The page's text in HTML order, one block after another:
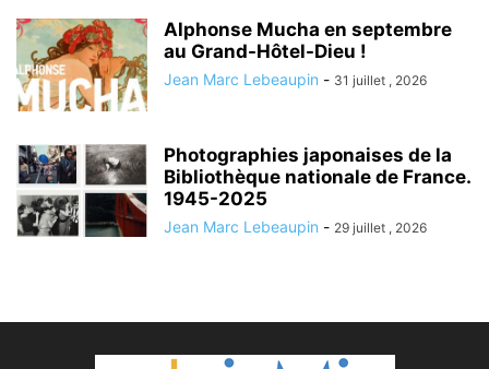
Alphonse Mucha en septembre
au Grand-Hôtel-Dieu !
Jean Marc Lebeaupin - 31 juillet , 2026
Photographies japonaises de la
Bibliothèque nationale de France.
1945-2025
Jean Marc Lebeaupin - 29 juillet , 2026